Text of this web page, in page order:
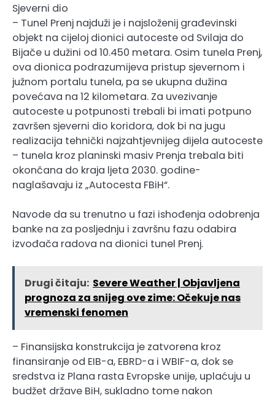
Sjeverni dio
– Tunel Prenj najduži je i najsloženij građevinski
objekt na cijeloj dionici autoceste od Svilaja do
Bijače u dužini od 10.450 metara. Osim tunela Prenj,
ova dionica podrazumijeva pristup sjevernom i
južnom portalu tunela, pa se ukupna dužina
povećava na 12 kilometara. Za uvezivanje
autoceste u potpunosti trebali bi imati potpuno
završen sjeverni dio koridora, dok bi na jugu
realizacija tehnički najzahtjevnijeg dijela autoceste
– tunela kroz planinski masiv Prenja trebala biti
okončana do kraja ljeta 2030. godine-
naglašavaju iz „Autocesta FBiH“.
Navode da su trenutno u fazi ishođenja odobrenja
banke na za posljednju i završnu fazu odabira
izvođača radova na dionici tunel Prenj.
Drugi čitaju: Severe Weather | Objavljena
prognoza za snijeg ove zime: Očekuje nas
vremenski fenomen
– Finansijska konstrukcija je zatvorena kroz
finansiranje od EIB-a, EBRD-a i WBIF-a, dok se
sredstva iz Plana rasta Evropske unije, uplaćuju u
budžet države BiH, sukladno tome nakon